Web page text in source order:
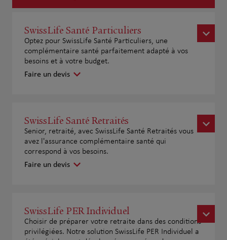
SwissLife Santé Particuliers
Optez pour SwissLife Santé Particuliers, une
complémentaire santé parfaitement adapté à vos
besoins et à votre budget.
Faire un devis
SwissLife Santé Retraités
Senior, retraité, avec SwissLife Santé Retraités vous
avez l'assurance complémentaire santé qui
correspond à vos besoins.
Faire un devis
SwissLife PER Individuel
Choisir de préparer votre retraite dans des conditions
privilégiées. Notre solution SwissLife PER Individuel a